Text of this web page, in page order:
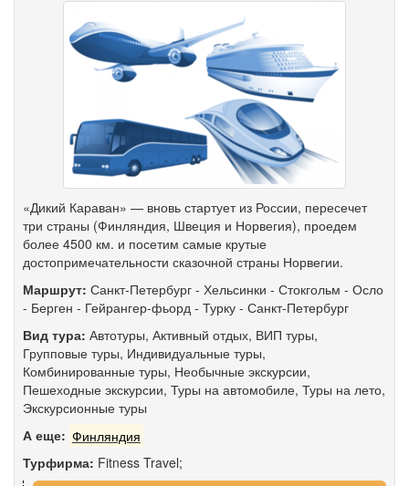
«Дикий Караван» — вновь стартует из России, пересечет
три страны (Финляндия, Швеция и Норвегия), проедем
более 4500 км. и посетим самые крутые
достопримечательности сказочной страны Норвегии.
Маршрут: Санкт-Петербург - Хельсинки - Стокгольм - Осло
- Берген - Гейрангер-фьорд - Турку - Санкт-Петербург
Вид тура: Автотуры, Активный отдых, ВИП туры,
Групповые туры, Индивидуальные туры,
Комбинированные туры, Необычные экскурсии,
Пешеходные экскурсии, Туры на автомобиле, Туры на лето,
Экскурсионные туры
А еще: Финляндия
Турфирма: Fitness Travel;